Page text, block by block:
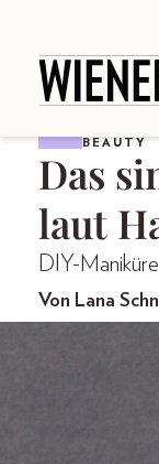
BEAUTY
Das
laut
DIY-Maniküre
Von Lana